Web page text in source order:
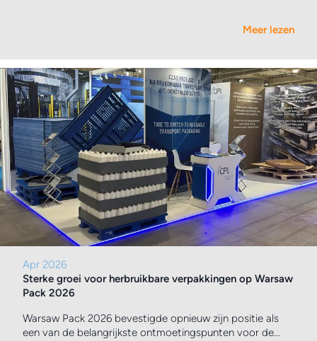
Meer lezen
Apr 2026
Sterke groei voor herbruikbare verpakkingen op Warsaw
Pack 2026
Warsaw Pack 2026 bevestigde opnieuw zijn positie als
een van de belangrijkste ontmoetingspunten voor de